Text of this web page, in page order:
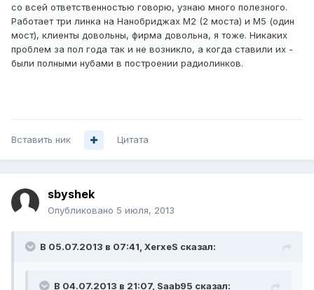
со всей ответственностью говорю, узнаю много полезного.
Работает три линка на Нанобриджах М2 (2 моста) и М5 (один
мост), клиенты довольны, фирма довольна, я тоже. Никаких
проблем за пол года так и не возникло, а когда ставили их -
были полными нубами в построении радиолинков.
Вставить ник Цитата
sbyshek
Опубликовано 5 июля, 2013
В 05.07.2013 в 07:41, XerxeS сказал:
В 04.07.2013 в 21:07, Saab95 сказал: